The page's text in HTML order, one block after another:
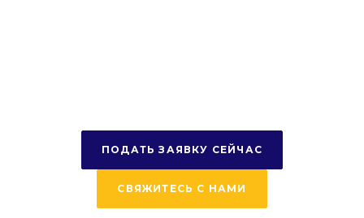
ПОДАТЬ ЗАЯВКУ СЕЙЧАС
СВЯЖИТЕСЬ С НАМИ